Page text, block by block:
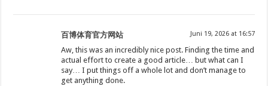
百博体育官方网站 Juni 19, 2026 at 16:57
Aw, this was an incredibly nice post. Finding the time and
actual effort to create a good article… but what can I
say… I put things off a whole lot and don’t manage to
get anything done.